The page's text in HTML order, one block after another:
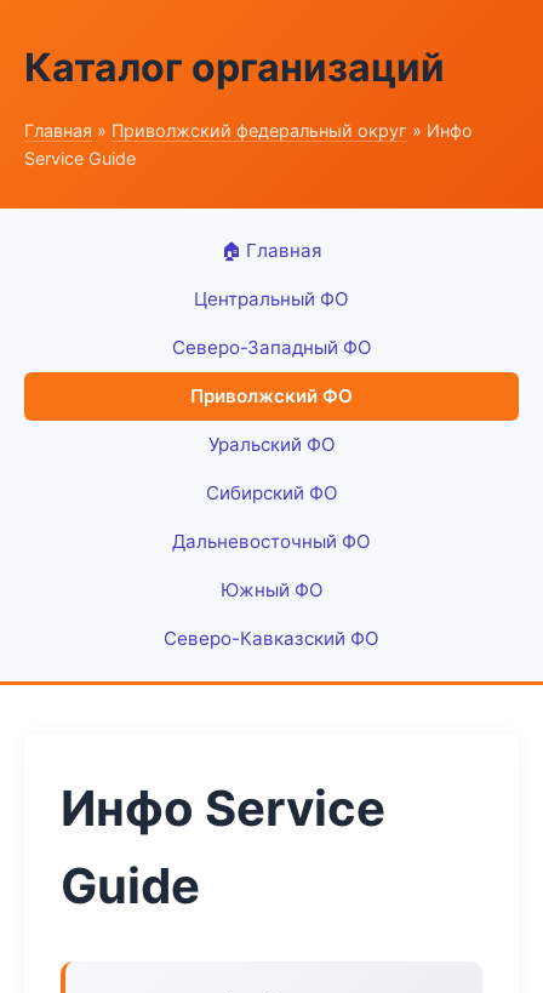
Каталог организаций
Главная » Приволжский федеральный округ » Инфо
Service Guide
🏠 Главная
Центральный ФО
Северо-Западный ФО
Приволжский ФО
Уральский ФО
Сибирский ФО
Дальневосточный ФО
Южный ФО
Северо-Кавказский ФО
Инфо Service
Guide